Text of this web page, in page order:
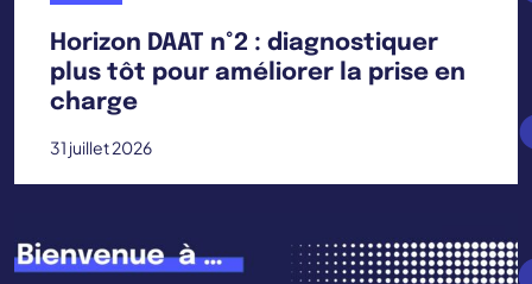
Horizon DAAT n°2 : diagnostiquer
plus tôt pour améliorer la prise en
charge
31 juillet 2026